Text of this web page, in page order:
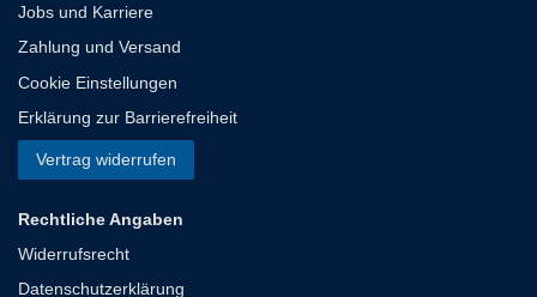
Jobs und Karriere
Zahlung und Versand
Cookie Einstellungen
Erklärung zur Barrierefreiheit
Vertrag widerrufen
Rechtliche Angaben
Widerrufsrecht
Datenschutzerklärung